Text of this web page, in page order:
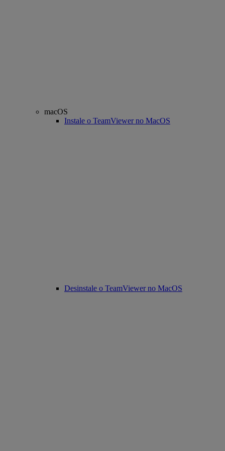
macOS
Instale o TeamViewer no MacOS
Desinstale o TeamViewer no MacOS